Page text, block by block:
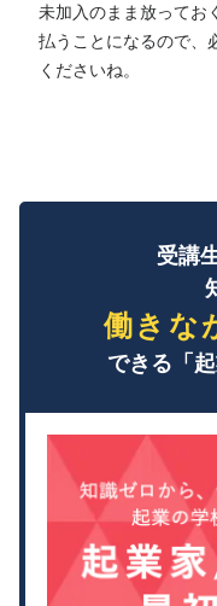
未加入のまま放ってお
払うことになるので、
くださいね。
受講
働きな
できる「